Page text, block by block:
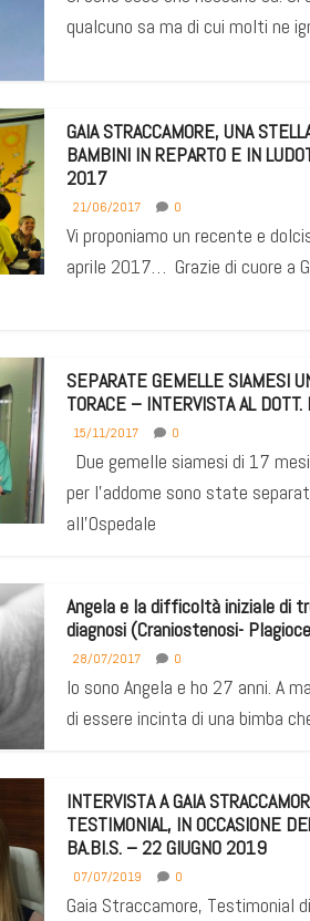
qualcuno sa ma di cui molti ne
GAIA STRACCAMORE, UNA
BAMBINI IN REPARTO E IN
2017
21/06/2017 0
Vi proponiamo un recente e
aprile 2017… Grazie di cuore a
SEPARATE GEMELLE SIAMESI
TORACE – INTERVISTA AL DOTT.
15/11/2017 0
Due gemelle siamesi di 17
per l’addome sono state
all’Ospedale
Angela e la difficoltà iniziale di
diagnosi (Craniostenosi-
28/07/2017 0
Io sono Angela e ho 27 anni. A
di essere incinta di una bimba
INTERVISTA A GAIA
TESTIMONIAL, IN OCCASIONE
BA.BI.S. – 22 GIUGNO 2019
07/07/2019 0
Gaia Straccamore, Testimonial